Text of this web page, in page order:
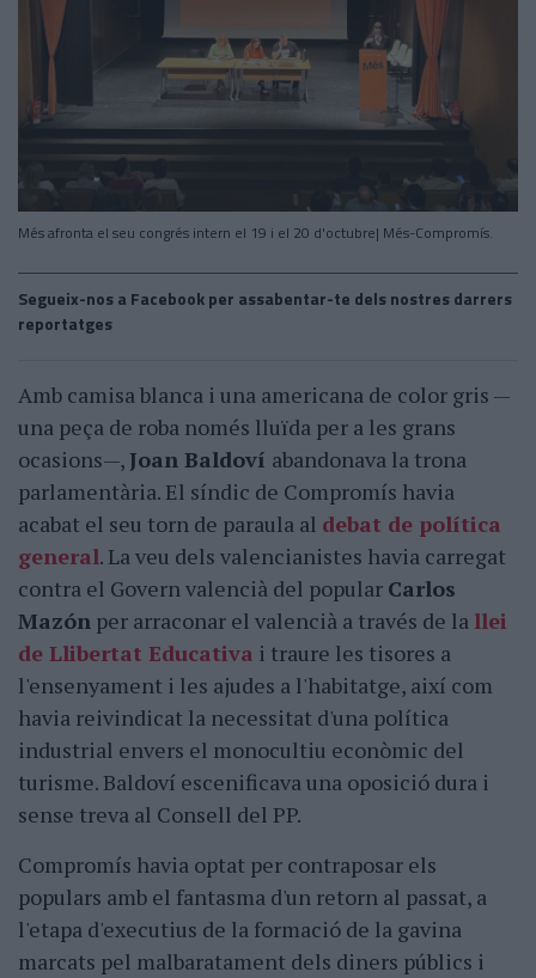
Més afronta el seu congrés intern el 19 i el 20 d'octubre| Més-Compromís.
Segueix-nos a Facebook per assabentar-te dels nostres darrers
reportatges
Amb camisa blanca i una americana de color gris —
una peça de roba només lluïda per a les grans
ocasions—,Joan Baldoví abandonava la trona
parlamentària. El síndic de Compromís havia
acabat el seu torn de paraula al debat de política
general. La veu dels valencianistes havia carregat
contra el Govern valencià del popular Carlos
Mazón per arraconar el valencià a través de la llei
de Llibertat Educativa i traure les tisores a
l'ensenyament i les ajudes a l'habitatge, així com
havia reivindicat la necessitat d'una política
industrial envers el monocultiu econòmic del
turisme. Baldoví escenificava una oposició dura i
sense treva al Consell del PP.
Compromís havia optat per contraposar els
populars amb el fantasma d'un retorn al passat, a
l'etapa d'executius de la formació de la gavina
marcats pel malbaratament dels diners públics i